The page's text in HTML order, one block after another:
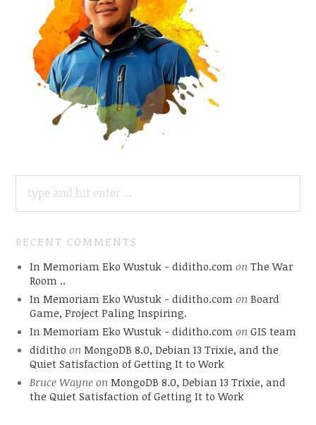
FOR:
RECENT COMMENTS
In Memoriam Eko Wustuk - diditho.com on The War
Room ..
In Memoriam Eko Wustuk - diditho.com on Board
Game, Project Paling Inspiring.
In Memoriam Eko Wustuk - diditho.com on GIS team
diditho on MongoDB 8.0, Debian 13 Trixie, and the
Quiet Satisfaction of Getting It to Work
Bruce Wayneon MongoDB 8.0, Debian 13 Trixie, and
the Quiet Satisfaction of Getting It to Work